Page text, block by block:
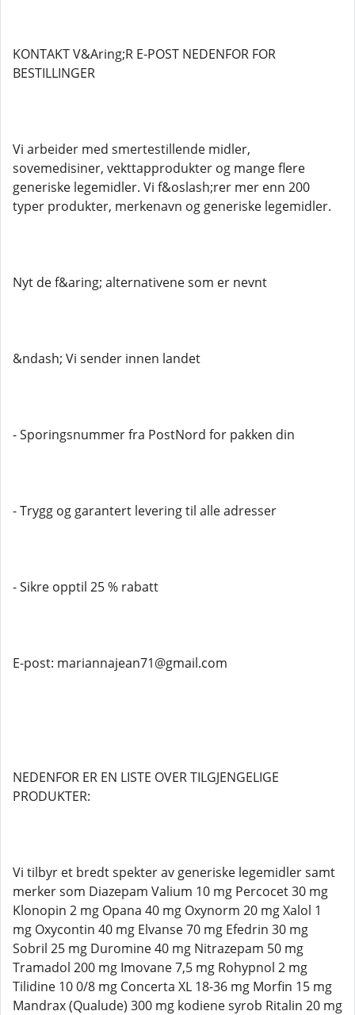
KONTAKT V&Aring;R E-POST NEDENFOR FOR
BESTILLINGER
Vi arbeider med smertestillende midler,
sovemedisiner, vekttapprodukter og mange flere
generiske legemidler. Vi f&oslash;rer mer enn 200
typer produkter, merkenavn og generiske legemidler.
Nyt de f&aring; alternativene som er nevnt
&ndash; Vi sender innen landet
- Sporingsnummer fra PostNord for pakken din
- Trygg og garantert levering til alle adresser
- Sikre opptil 25 % rabatt
E-post: mariannajean71@gmail.com
NEDENFOR ER EN LISTE OVER TILGJENGELIGE
PRODUKTER:
Vi tilbyr et bredt spekter av generiske legemidler samt
merker som Diazepam Valium 10 mg Percocet 30 mg
Klonopin 2 mg Opana 40 mg Oxynorm 20 mg Xalol 1
mg Oxycontin 40 mg Elvanse 70 mg Efedrin 30 mg
Sobril 25 mg Duromine 40 mg Nitrazepam 50 mg
Tramadol 200 mg Imovane 7,5 mg Rohypnol 2 mg
Tilidine 10 0/8 mg Concerta XL 18-36 mg Morfin 15 mg
Mandrax (Qualude) 300 mg kodiene syrob Ritalin 20 mg